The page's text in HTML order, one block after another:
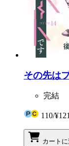
その先は
完結
110/¥121
カート